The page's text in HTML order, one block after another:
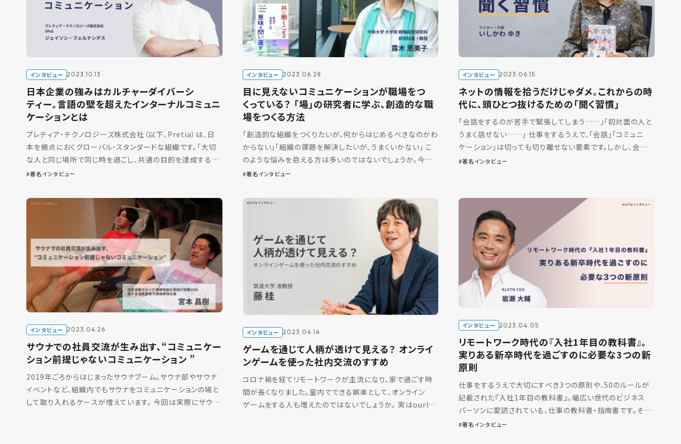
インタビュー 2023.10.13
日本企業の強みはカルチャーダイバーシ
ティー。言語の壁を超えたインターナルコミュニ
ケーションとは
プレティア・テクノロジーズ株式会社（以下、Pretia）は、日
本を拠点におくグローバル・スタンダードな組織です。「大切
な人と同じ場所で同じ時を過ごし、共通の目的を達成する」
という本質的幸福を実現するため、「AR」（Aug […]
著名インタビュー
インタビュー 2023.06.28
目に見えないコミュニケーションが職場をつ
くっている？ 「場」の研究者に学ぶ、創造的な職
場をつくる方法
「創造的な組織をつくりたいが、何からはじめるべきなのかわ
からない」「組織の課題を解決したいが、うまくいかない」 こ
のような悩みを抱える方は多いのではないでしょうか。今回
は『共に働くことの意味を問い直す – 職 […]
著名インタビュー
インタビュー 2023.06.15
ネットの情報を拾うだけじゃダメ。これからの時
代に、頭ひとつ抜けるための「聞く習慣」
「会話をするのが苦手で緊張してしまう……」「初対面の人と
うまく話せない……」 仕事をするうえで、「会話」「コミュニ
ケーション」は切っても切り離せない要素です。しかし、会話
をするのが苦手、雑談が広がらないと悩む人も多いので […]
著名インタビュー
インタビュー 2023.04.26
サウナでの社員交流が生み出す、“コミュニケー
ション前提じゃないコミュニケーション ”
2019年ごろからはじまったサウナブーム。サウナ部やサウナ
イベントなど、組織内でもサウナをコミュニケーションの場と
して取り入れるケースが増えています。 今回は実際にサウナ
インタビュー 2023.04.14
ゲームを通じて人柄が透けて見える？ オンライ
ンゲームを使った社内交流のすすめ
コロナ禍を経てリモートワークが主流になり、家で過ごす時
間が長くなりました。室内でできる娯楽として、オンライン
ゲームをする人も増えたのではないでしょうか。 実はourly
インタビュー 2023.04.05
リモートワーク時代の『入社1年目の教科書』。
実りある新卒時代を過ごすのに必要な3つの新
原則
仕事をするうえで大切にすべき3つの原則や、50のルールが
記載された『入社1年目の教科書』。幅広い世代のビジネス
パーソンに愛読されている、仕事の教科書・指南書です。そん
な『入社1年目の教科書』について、ourly Mag. […]
著名インタビュー